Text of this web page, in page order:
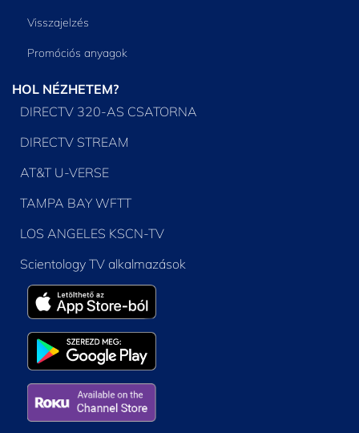
Visszajelzés
Promóciós anyagok
HOL NÉZHETEM?
DIRECTV 320-AS CSATORNA
DIRECTV STREAM
AT&T U-VERSE
TAMPA BAY WFTT
LOS ANGELES KSCN-TV
Scientology TV alkalmazások